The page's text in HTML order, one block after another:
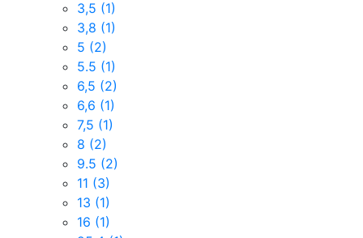
3,5 (1)
3,8 (1)
5 (2)
5.5 (1)
6,5 (2)
6,6 (1)
7,5 (1)
8 (2)
9.5 (2)
11 (3)
13 (1)
16 (1)